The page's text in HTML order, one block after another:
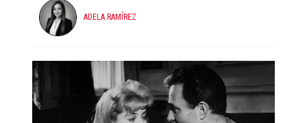
ADELA RAMÍREZ